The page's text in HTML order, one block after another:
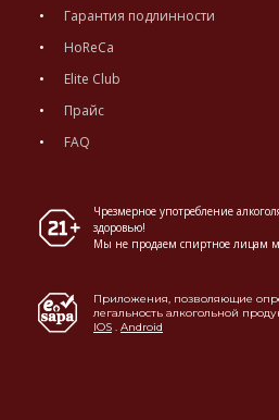
Гарантия подлинности
HoReCa
Elite Club
Прайс
FAQ
Чрезмерное употребление
здоровью!
Мы не продаем спиртное лицам
Приложения, позволяющие
легальность алкогольной
IOS . Android